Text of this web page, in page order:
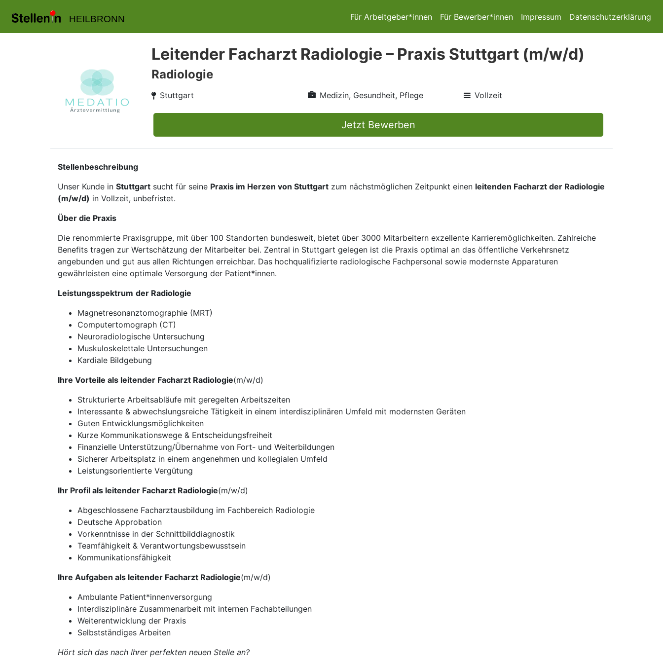
HEILBRONN Für Arbeitgeber*innen Für Bewerber*innen Impressum Datenschutzerklärung
Leitender Facharzt Radiologie – Praxis Stuttgart (m/w/d)
Radiologie
Stuttgart Medizin, Gesundheit, Pflege Vollzeit
Jetzt Bewerben
Stellenbeschreibung
Unser Kunde in Stuttgart sucht für seine Praxis im Herzen von Stuttgart zum nächstmöglichen Zeitpunkt einen leitenden Facharzt der Radiologie
(m/w/d) in Vollzeit, unbefristet.
Über die Praxis
Die renommierte Praxisgruppe, mit über 100 Standorten bundesweit, bietet über 3000 Mitarbeitern exzellente Karrieremöglichkeiten. Zahlreiche
Benefits tragen zur Wertschätzung der Mitarbeiter bei. Zentral in Stuttgart gelegen ist die Praxis optimal an das öffentliche Verkehrsnetz
angebunden und gut aus allen Richtungen erreichbar. Das hochqualifizierte radiologische Fachpersonal sowie modernste Apparaturen
gewährleisten eine optimale Versorgung der Patient*innen.
Leistungsspektrum der Radiologie
Magnetresonanztomographie (MRT)
Computertomograph (CT)
Neuroradiologische Untersuchung
Muskuloskelettale Untersuchungen
Kardiale Bildgebung
Ihre Vorteile als leitender Facharzt Radiologie(m/w/d)
Strukturierte Arbeitsabläufe mit geregelten Arbeitszeiten
Interessante & abwechslungsreiche Tätigkeit in einem interdisziplinären Umfeld mit modernsten Geräten
Guten Entwicklungsmöglichkeiten
Kurze Kommunikationswege & Entscheidungsfreiheit
Finanzielle Unterstützung/Übernahme von Fort- und Weiterbildungen
Sicherer Arbeitsplatz in einem angenehmen und kollegialen Umfeld
Leistungsorientierte Vergütung
Ihr Profil als leitender Facharzt Radiologie(m/w/d)
Abgeschlossene Facharztausbildung im Fachbereich Radiologie
Deutsche Approbation
Vorkenntnisse in der Schnittbilddiagnostik
Teamfähigkeit & Verantwortungsbewusstsein
Kommunikationsfähigkeit
Ihre Aufgaben als leitender Facharzt Radiologie(m/w/d)
Ambulante Patient*innenversorgung
Interdisziplinäre Zusammenarbeit mit internen Fachabteilungen
Weiterentwicklung der Praxis
Selbstständiges Arbeiten
Hört sich das nach Ihrer perfekten neuen Stelle an?